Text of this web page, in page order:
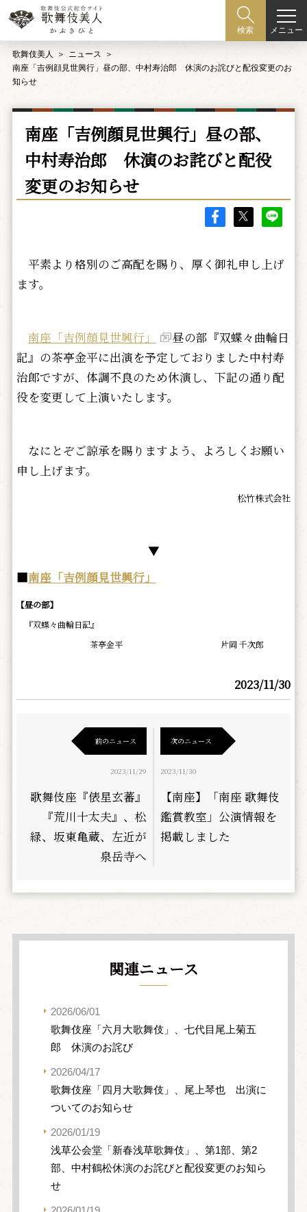
検索 メニュー
歌舞伎美人
ニュース
南座「吉例顔見世興行」昼の部、中村寿治郎 休演のお詫びと配役変更のお
知らせ
南座「吉例顔見世興行」昼の部、
中村寿治郎 休演のお詫びと配役
変更のお知らせ
平素より格別のご高配を賜り、厚く御礼申し上げ
ます。
南座「吉例顔見世興行」
昼の部『双蝶々曲輪日
記』の茶亭金平に出演を予定しておりました中村寿
治郎ですが、体調不良のため休演し、下記の通り配
役を変更して上演いたします。
なにとぞご諒承を賜りますよう、よろしくお願い
申し上げます。
松竹株式会社
▼
■南座「吉例顔見世興行」
【昼の部】
『双蝶々曲輪日記』
茶亭金平
片岡 千次郎
2023/11/30
前のニュース
2023/11/29
歌舞伎座『俵星玄蕃』
『荒川十太夫』、松
緑、坂東亀蔵、左近が
泉岳寺へ
次のニュース
2023/11/30
【南座】「南座 歌舞伎
鑑賞教室」公演情報を
掲載しました
関連ニュース
2026/06/01
歌舞伎座「六月大歌舞伎」、七代目尾上菊五
郎 休演のお詫び
2026/04/17
歌舞伎座「四月大歌舞伎」、尾上琴也 出演に
ついてのお知らせ
2026/01/19
浅草公会堂「新春浅草歌舞伎」、第1部、第2
部、中村鶴松休演のお詫びと配役変更のお知ら
せ